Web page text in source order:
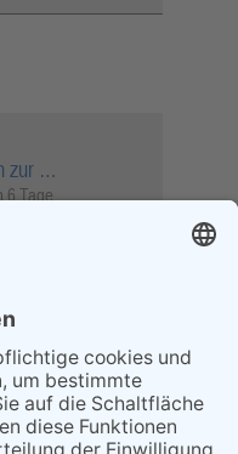
zur …
6 Tage
Tag
schlägt hohe